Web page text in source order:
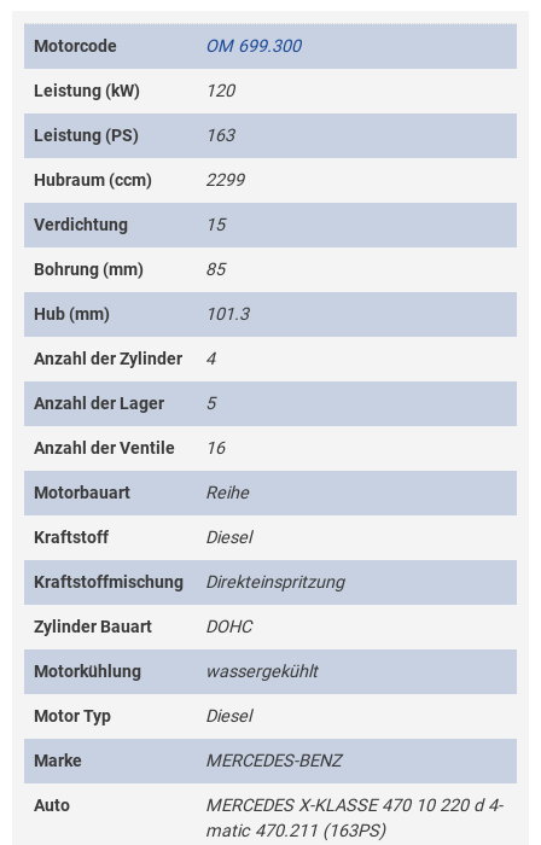
Motorcode OM 699.300
Leistung (kW) 120
Leistung (PS) 163
Hubraum (ccm) 2299
Verdichtung 15
Bohrung (mm) 85
Hub (mm) 101.3
Anzahl der Zylinder 4
Anzahl der Lager 5
Anzahl der Ventile 16
Motorbauart Reihe
Kraftstoff Diesel
Kraftstoffmischung Direkteinspritzung
Zylinder Bauart DOHC
Motorkühlung wassergekühlt
Motor Typ Diesel
Marke MERCEDES-BENZ
Auto
MERCEDES X-KLASSE 470 10 220 d 4-
matic 470.211 (163PS)